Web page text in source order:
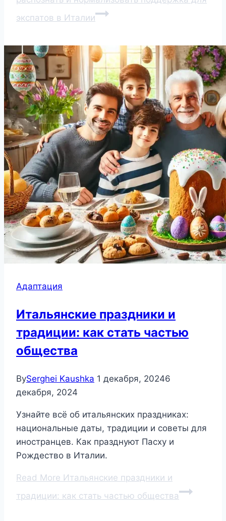
экспатов в Италии
Адаптация
Итальянские праздники и
традиции: как стать частью
общества
BySerghei Kaushka 1 декабря, 20246
декабря, 2024
Узнайте всё об итальянских праздниках:
национальные даты, традиции и советы для
иностранцев. Как празднуют Пасху и
Рождество в Италии.
Read More Итальянские праздники и
традиции: как стать частью общества